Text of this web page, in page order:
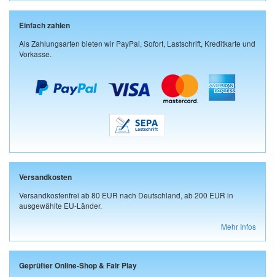
Einfach zahlen
Als Zahlungsarten bieten wir PayPal, Sofort, Lastschrift, Kreditkarte und
Vorkasse.
Versandkosten
Versandkostenfrei ab 80 EUR nach Deutschland, ab 200 EUR in
ausgewählte EU-Länder.
Mehr Infos
Geprüfter Online-Shop & Fair Play